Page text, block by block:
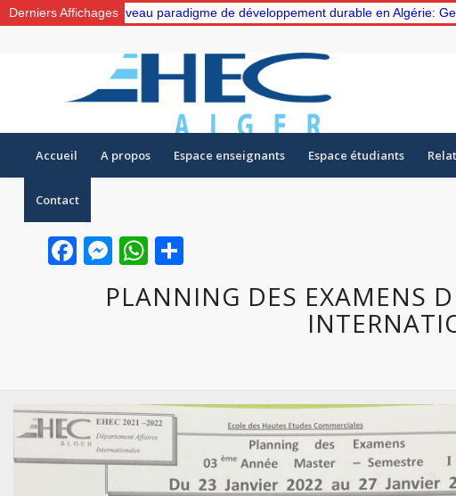
Derniers Affichages
un nouveau paradigme de développement durable en Algérie: Gestion des
Accueil A propos Espace enseignants Espace étudiants
Contact
Facebook
Messenger
WhatsApp
PLANNING DES EXAMENS